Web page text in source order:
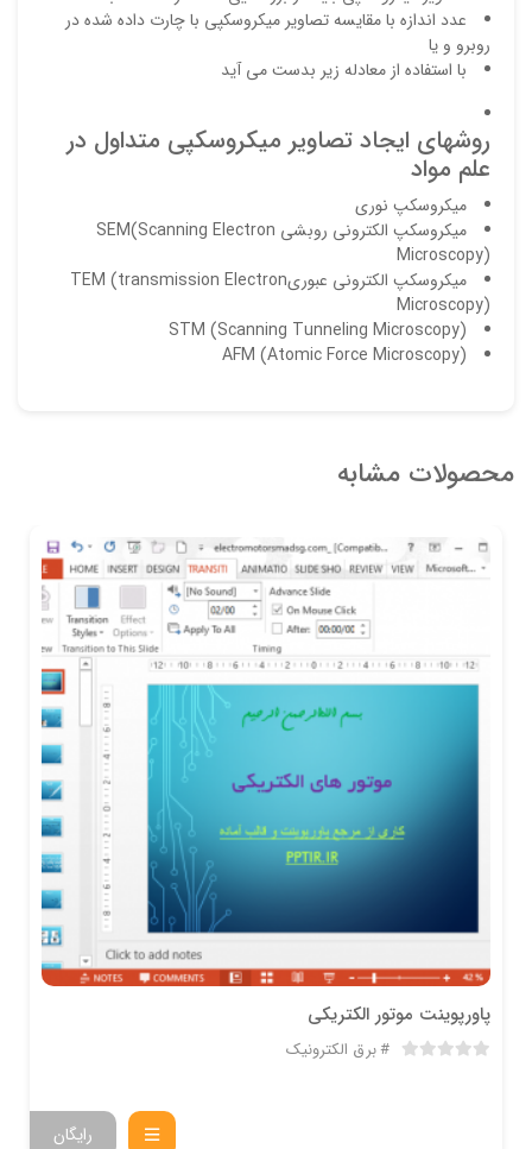
عدد اندازه با مقایسه تصاویر میکروسکپی با چارت داده شده در
روبرو و یا
با استفاده از معادله زیر بدست می آید
روشهای ایجاد تصاویر میکروسکپی متداول در
علم مواد
میکروسکپ نوری
میکروسکپ الکترونی روبشی SEM(Scanning Electron
Microscopy)
میکروسکپ الکترونی عبوریTEM (transmission Electron
Microscopy)
STM (Scanning Tunneling Microscopy)
AFM (Atomic Force Microscopy)
محصولات مشابه
پاورپوینت موتور الکتریکی
برق الکترونیک
رایگان